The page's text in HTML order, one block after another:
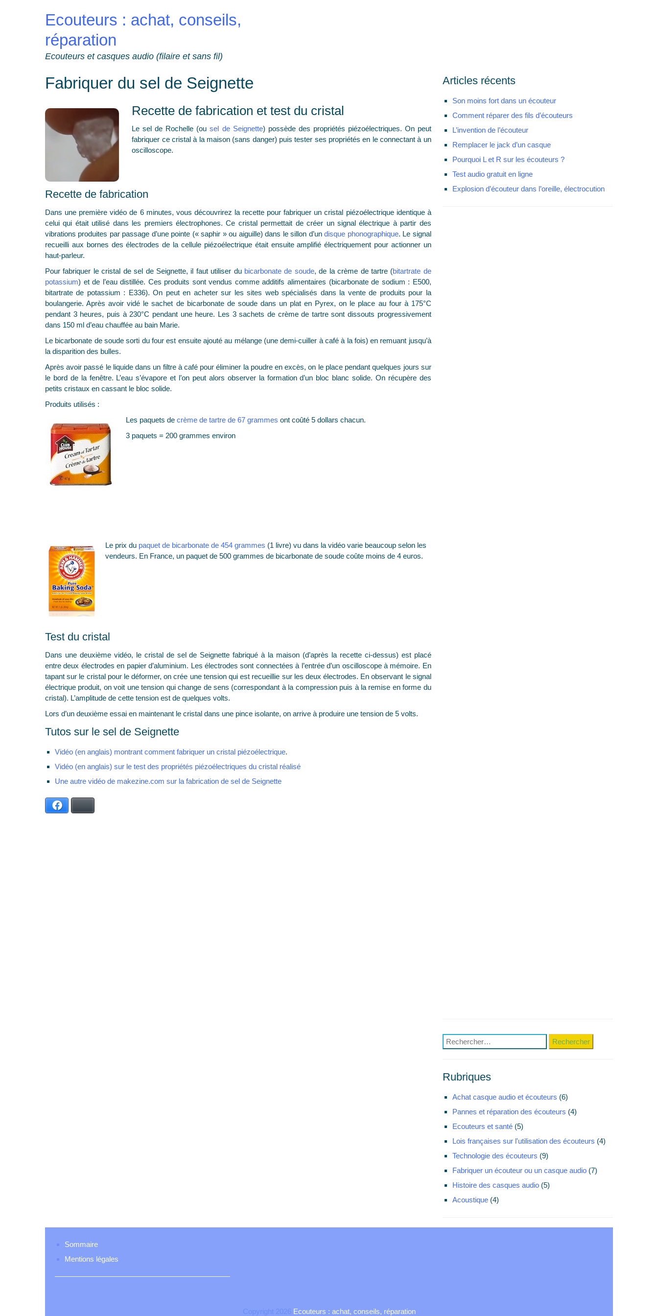
Ecouteurs : achat, conseils,
réparation
Ecouteurs et casques audio (filaire et sans fil)
Fabriquer du sel de Seignette
Recette de fabrication et test du cristal
Le sel de Rochelle (ousel de Seignette) possède des propriétés piézoélectriques. On peut
fabriquer ce cristal à la maison (sans danger) puis tester ses propriétés en le connectant à un
oscilloscope.
Recette de fabrication
Dans une première vidéo de 6 minutes, vous découvrirez la recette pour fabriquer un cristal piézoélectrique identique à
celui qui était utilisé dans les premiers électrophones. Ce cristal permettait de créer un signal électrique à partir des
vibrations produites par passage d’une pointe (« saphir » ou aiguille) dans le sillon d’undisque phonographique. Le signal
recueilli aux bornes des électrodes de la cellule piézoélectrique était ensuite amplifié électriquement pour actionner un
haut-parleur.
Pour fabriquer le cristal de sel de Seignette, il faut utiliser du bicarbonate de soude, de la crème de tartre (bitartrate de
potassium) et de l’eau distillée. Ces produits sont vendus comme additifs alimentaires (bicarbonate de sodium : E500,
bitartrate de potassium : E336). On peut en acheter sur les sites web spécialisés dans la vente de produits pour la
boulangerie. Après avoir vidé le sachet de bicarbonate de soude dans un plat en Pyrex, on le place au four à 175°C
pendant 3 heures, puis à 230°C pendant une heure. Les 3 sachets de crème de tartre sont dissouts progressivement
dans 150 ml d’eau chauffée au bain Marie.
Le bicarbonate de soude sorti du four est ensuite ajouté au mélange (une demi-cuiller à café à la fois) en remuant jusqu’à
la disparition des bulles.
Après avoir passé le liquide dans un filtre à café pour éliminer la poudre en excès, on le place pendant quelques jours sur
le bord de la fenêtre. L’eau s’évapore et l’on peut alors observer la formation d’un bloc blanc solide. On récupère des
petits cristaux en cassant le bloc solide.
Produits utilisés :
Les paquets de crème de tartre de 67 grammes ont coûté 5 dollars chacun.
3 paquets = 200 grammes environ
Le prix du paquet de bicarbonate de 454 grammes (1 livre) vu dans la vidéo varie beaucoup selon les
vendeurs. En France, un paquet de 500 grammes de bicarbonate de soude coûte moins de 4 euros.
Test du cristal
Dans une deuxième vidéo, le cristal de sel de Seignette fabriqué à la maison (d’après la recette ci-dessus) est placé
entre deux électrodes en papier d’aluminium. Les électrodes sont connectées à l’entrée d’un oscilloscope à mémoire. En
tapant sur le cristal pour le déformer, on crée une tension qui est recueillie sur les deux électrodes. En observant le signal
électrique produit, on voit une tension qui change de sens (correspondant à la compression puis à la remise en forme du
cristal). L’amplitude de cette tension est de quelques volts.
Lors d’un deuxième essai en maintenant le cristal dans une pince isolante, on arrive à produire une tension de 5 volts.
Tutos sur le sel de Seignette
Vidéo (en anglais) montrant comment fabriquer un cristal piézoélectrique.
Vidéo (en anglais) sur le test des propriétés piézoélectriques du cristal réalisé
Une autre vidéo de makezine.com sur la fabrication de sel de Seignette
Articles récents
Son moins fort dans un écouteur
Comment réparer des fils d’écouteurs
L’invention de l’écouteur
Remplacer le jack d’un casque
Pourquoi L et R sur les écouteurs ?
Test audio gratuit en ligne
Explosion d’écouteur dans l’oreille, électrocution
Rechercher :
Rubriques
Achat casque audio et écouteurs (6)
Pannes et réparation des écouteurs (4)
Ecouteurs et santé (5)
Lois françaises sur l'utilisation des écouteurs (4)
Technologie des écouteurs (9)
Fabriquer un écouteur ou un casque audio (7)
Histoire des casques audio (5)
Acoustique (4)
Sommaire
Mentions légales
Copyright 2026 Ecouteurs : achat, conseils, réparation